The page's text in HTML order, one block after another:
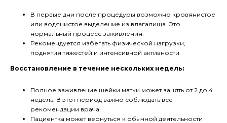
В первые дни после процедуры возможно кровянистое
или водянистое выделение из влагалища. Это
нормальный процесс заживления.
Рекомендуется избегать физической нагрузки,
поднятия тяжестей и интенсивной активности.
Восстановление в течение нескольких недель:
Полное заживление шейки матки может занять от 2 до 4
недель. В этот период важно соблюдать все
рекомендации врача.
Пациентка может вернуться к обычной деятельности